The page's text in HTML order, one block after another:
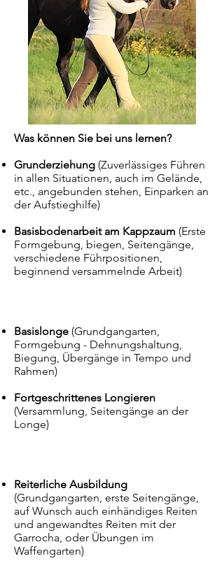
Was können Sie bei uns lernen?
Grunderziehung (Zuverlässiges Führen
in allen Situationen, auch im Gelände,
etc., angebunden stehen, Einparken an
der Aufstieghilfe)
Basisbodenarbeit am Kappzaum (Erste
Formgebung, biegen, Seitengänge,
verschiedene Führpositionen,
beginnend versammelnde Arbeit)
Basislonge (Grundgangarten,
Formgebung - Dehnungshaltung,
Biegung, Übergänge in Tempo und
Rahmen)
Fortgeschrittenes Longieren
(Versammlung, Seitengänge an der
Longe)
Reiterliche Ausbildung
(Grundgangarten, erste Seitengänge,
auf Wunsch auch einhändiges Reiten
und angewandtes Reiten mit der
Garrocha, oder Übungen im
Waffengarten)